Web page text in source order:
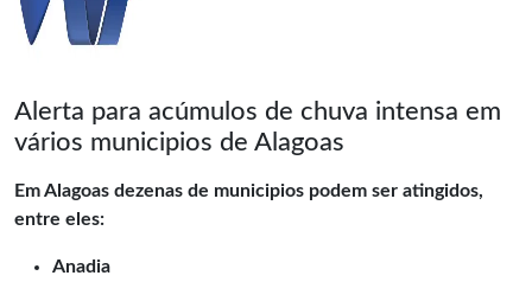
Alerta para acúmulos de chuva intensa em
vários municipios de Alagoas
Em Alagoas dezenas de municipios podem ser atingidos,
entre eles:
Anadia